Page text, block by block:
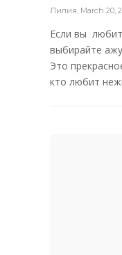
Лилия, March 20,
Если вы
выбирайте
Это
кто любит